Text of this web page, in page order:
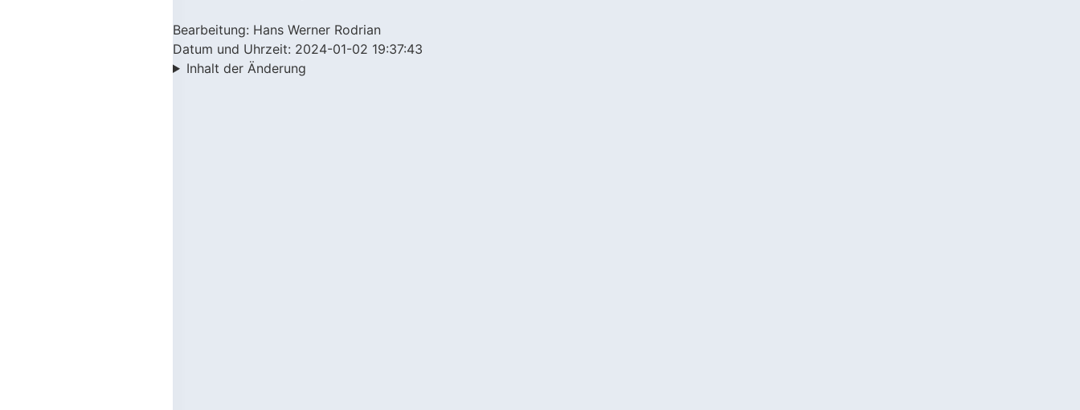
Bearbeitung: Hans Werner Rodrian
Datum und Uhrzeit: 2024-01-02 19:37:43
Inhalt der Änderung